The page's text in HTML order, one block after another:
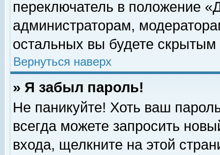
переключатель в положение
администраторам,
остальных вы будете скрытым
Вернуться наверх
» Я забыл пароль!
Не паникуйте! Хоть ваш
всегда можете запросить
входа, щелкните на этой